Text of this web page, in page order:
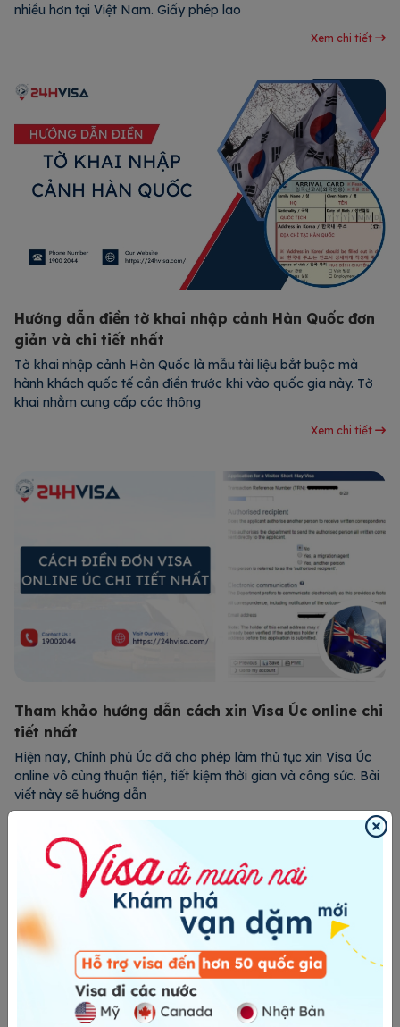
nhiều hơn tại Việt Nam. Giấy phép lao
Xem chi tiết
Hướng dẫn điền tờ khai nhập cảnh Hàn Quốc đơn
giản và chi tiết nhất
Tờ khai nhập cảnh Hàn Quốc là mẫu tài liệu bắt buộc mà
hành khách quốc tế cần điền trước khi vào quốc gia này. Tờ
khai nhằm cung cấp các thông
Xem chi tiết
Tham khảo hướng dẫn cách xin Visa Úc online chi
tiết nhất
Hiện nay, Chính phủ Úc đã cho phép làm thủ tục xin Visa Úc
online vô cùng thuận tiện, tiết kiệm thời gian và công sức. Bài
viết này sẽ hướng dẫn
Xem chi tiết